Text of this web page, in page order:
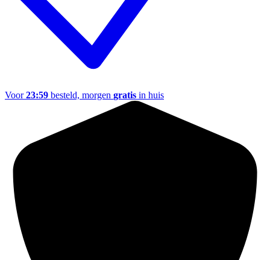
Voor23:59 besteld, morgen gratis in huis